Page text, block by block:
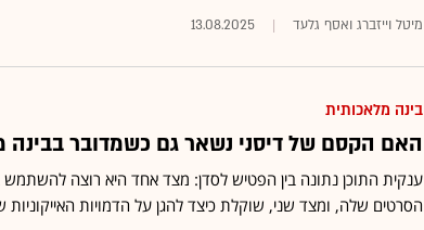
מיטל וייזברג ואסף גלעד 13.08.2025
בינה מלאכותית
האם הקסם של דיסני נשאר גם כשמדובר בבינה
ענקית התוכן נתונה בין הפטיש לסדן: מצד אחד היא רוצה להשתמש
הסרטים שלה, ומצד שני, שוקלת כיצד להגן על הדמויות האייקוניות